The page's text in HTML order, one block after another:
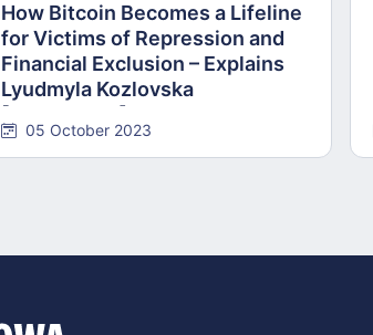
How Bitcoin Becomes a Lifeline
for Victims of Repression and
Financial Exclusion – Explains
Lyudmyla Kozlovska
05 October 2023